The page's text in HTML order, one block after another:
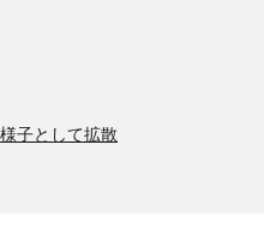
子として拡散